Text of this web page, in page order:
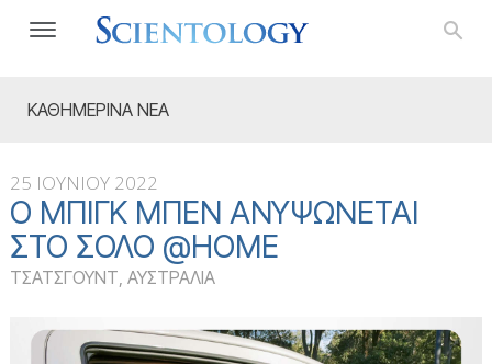
ΚΑΘΗΜΕΡΙΝΑ ΝΕΑ
25 ΙΟΥΝΙΟΥ 2022
Ο ΜΠΙΓΚ ΜΠΕΝ ΑΝΥΨΏΝΕΤΑΙ
ΣΤΟ ΣΌΛΟ @HOME
ΤΣΑΤΣΓΟΥΝΤ, ΑΥΣΤΡΑΛΙΑ